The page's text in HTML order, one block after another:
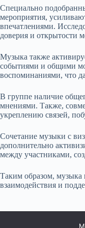
Специально
мероприятия,
впечатлениями.
доверия и открытости
Музыка также
событиями и общими
воспоминаниями, что
В группе наличие
мнениями. Также,
укреплению связей,
Сочетание музыки с
дополнительно
между участниками,
Таким образом, музыка
взаимодействия и